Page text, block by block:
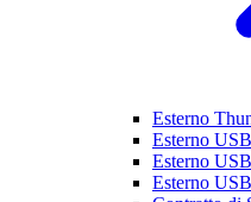
Esterno
Esterno
Esterno
Esterno